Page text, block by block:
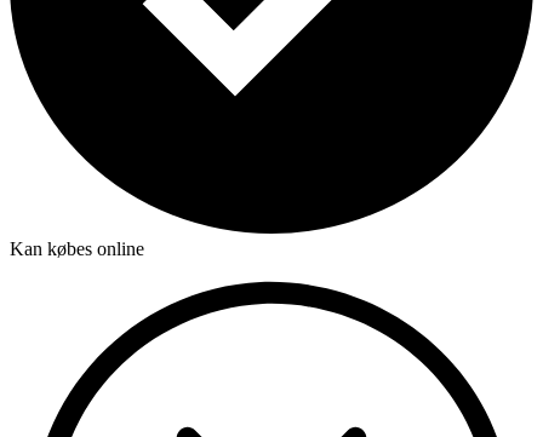
Kan købes online